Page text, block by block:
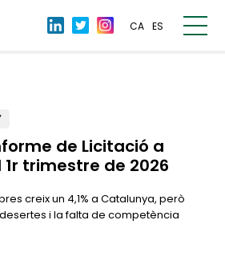
CA ES
de Licitació a
trimestre de 2026
creix un 4,1% a Catalunya, però
i la falta de competència